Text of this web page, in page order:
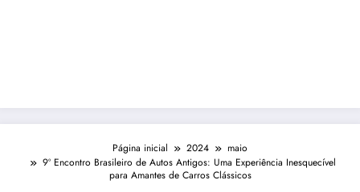
Página inicial 2024
maio
9º Encontro Brasileiro de Autos Antigos: Uma Experiência Inesquecível
para Amantes de Carros Clássicos